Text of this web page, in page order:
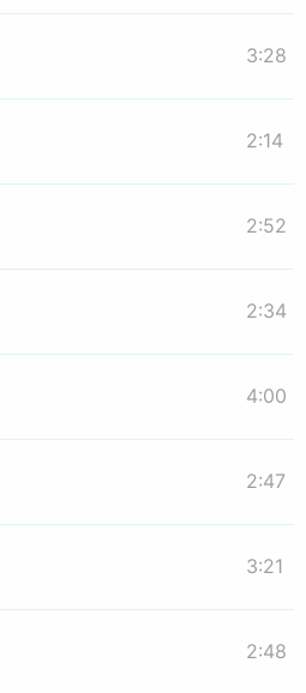
3:28
2:14
2:52
2:34
4:00
2:47
3:21
2:48